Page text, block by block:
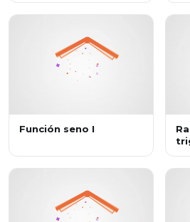
Función seno I